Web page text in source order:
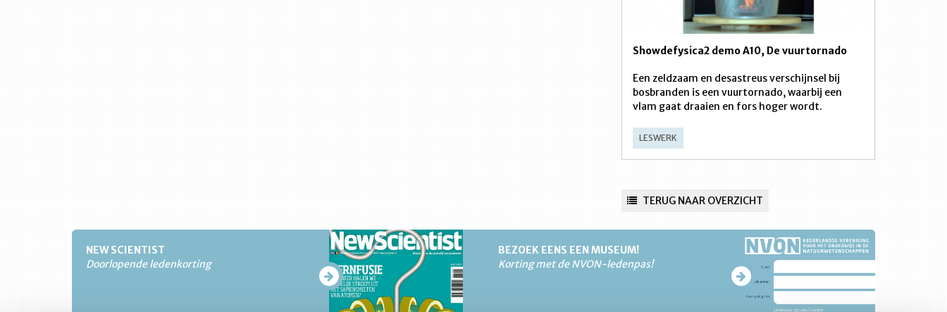
Showdefysica2 demo A10, De vuurtornado
Een zeldzaam en desastreus verschijnsel bij
bosbranden is een vuurtornado, waarbij een
vlam gaat draaien en fors hoger wordt.
LESWERK
TERUG NAAR OVERZICHT
NEW SCIENTIST
Doorlopende ledenkorting
BEZOEK EENS EEN MUSEUM!
Korting met de NVON-ledenpas!